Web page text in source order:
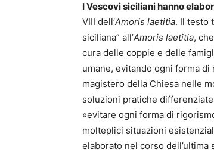
I Vescovi siciliani hanno
VIII dell’Amoris laetitia. Il testo
siciliana” all’Amoris laetitia,
cura delle coppie e delle
umane, evitando ogni forma di
magistero della Chiesa nelle
soluzioni pratiche
«evitare ogni forma di
molteplici situazioni
elaborato nel corso